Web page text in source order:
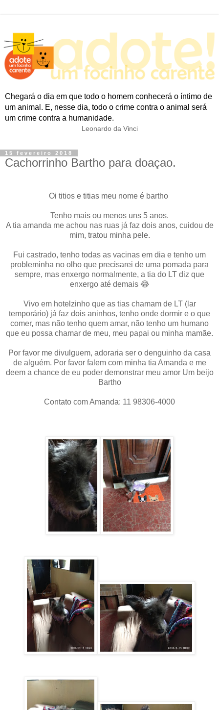
Chegará o dia em que todo o homem conhecerá o íntimo de
um animal. E, nesse dia, todo o crime contra o animal será
um crime contra a humanidade.
Leonardo da Vinci
15 fevereiro 2018
Cachorrinho Bartho para doaçao.
Oi titios e titias meu nome é bartho
Tenho mais ou menos uns 5 anos.
A tia amanda me achou nas ruas já faz dois anos, cuidou de
mim, tratou minha pele.
Fui castrado, tenho todas as vacinas em dia e tenho um
probleminha no olho que precisarei de uma pomada para
sempre, mas enxergo normalmente, a tia do LT diz que
enxergo até demais 😂
Vivo em hotelzinho que as tias chamam de LT (lar
temporário) já faz dois aninhos, tenho onde dormir e o que
comer, mas não tenho quem amar, não tenho um humano
que eu possa chamar de meu, meu papai ou minha mamãe.
Por favor me divulguem, adoraria ser o denguinho da casa
de alguém. Por favor falem com minha tia Amanda e me
deem a chance de eu poder demonstrar meu amor Um beijo
Bartho
Contato com Amanda: 11 98306-4000